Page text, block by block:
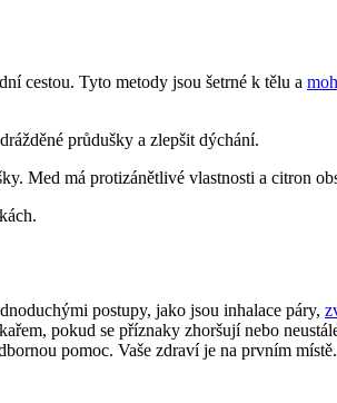
cestou. Tyto metody jsou šetrné k tělu a
průdušky a zlepšit dýchání.
Med má protizánětlivé vlastnosti a citron
postupy, jako jsou inhalace páry,
pokud se příznaky zhoršují nebo
pomoc. Vaše zdraví je na prvním místě.